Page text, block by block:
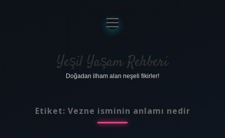
Anasayfa
Gizlilik Politikası
Yasal Uyarı
menüyü
aç
Yeşil Yaşam Rehberi
Doğadan ilham alan neşeli fikirler!
Etiket: Vezne isminin anlamı nedir